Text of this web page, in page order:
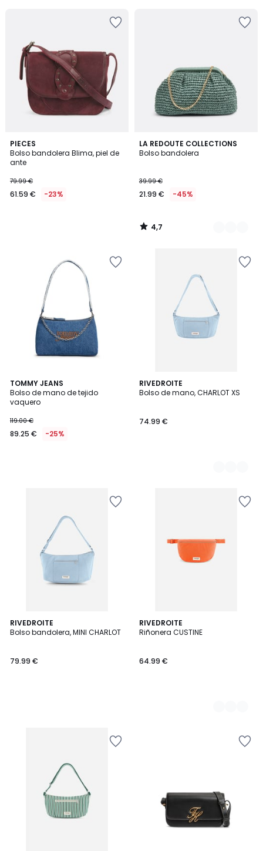
PIECES
Bolso bandolera Blima, piel de
ante
79.99 €
61.59 € -23%
LA REDOUTE COLLECTIONS
Bolso bandolera
39.99 €
21.99 € -45%
4,7
/ 5
2
Colores
4,7
/
TOMMY JEANS
Bolso de mano de tejido
vaquero
119.00 €
89.25 € -25%
RIVEDROITE
Bolso de mano, CHARLOT XS
74.99 €
2
Colores
RIVEDROITE
Bolso bandolera, MINI CHARLOT
79.99 €
RIVEDROITE
Riñonera CUSTINE
64.99 €
2
Colores